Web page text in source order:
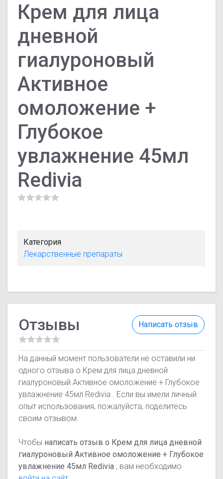
Крем для лица
дневной
гиалуроновый
Активное
омоложение +
Глубокое
увлажнение 45мл
Redivia
Категория
Лекарственные препараты
Написать отзыв
Отзывы
На данный момент пользователи не оставили ни
одного отзыва о Крем для лица дневной
гиалуроновый Активное омоложение + Глубокое
увлажнение 45мл Redivia . Если вы имели личный
опыт использования, пожалуйста, поделитесь
своим отзывом.
Чтобы написать отзыв о Крем для лица дневной
гиалуроновый Активное омоложение + Глубокое
увлажнение 45мл Redivia , вам необходимо